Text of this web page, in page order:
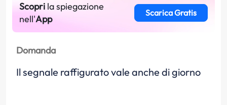
Scopri la spiegazione
nell'App
Scarica Gratis
Domanda
Il segnale raffigurato vale anche di giorno